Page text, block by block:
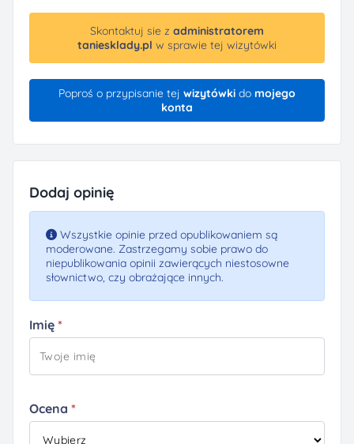
Skontaktuj sie z administratorem
taniesklady.pl w sprawie tej wizytówki
Poproś o przypisanie tej wizytówkido mojego
konta
Dodaj opinię
Wszystkie opinie przed opublikowaniem są
moderowane. Zastrzegamy sobie prawo do
niepublikowania opinii zawierących niestosowne
słownictwo, czy obrażające innych.
Imię
Ocena